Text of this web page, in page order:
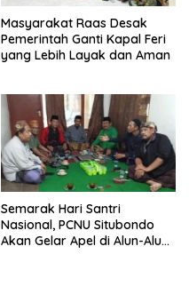
Masyarakat Raas Desak
Pemerintah Ganti Kapal Feri
yang Lebih Layak dan Aman
Semarak Hari Santri
Nasional, PCNU Situbondo
Akan Gelar Apel di Alun-Alun